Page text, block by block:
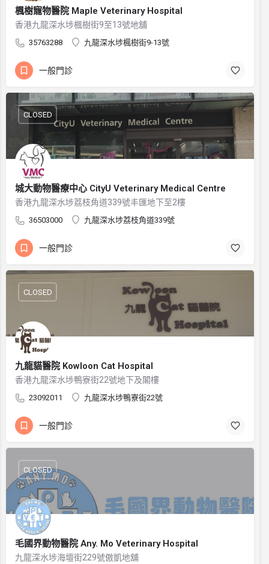
楓樹寵物醫院 Maple Veterinary Hospital
香港九龍深水埗楓樹街9至13號地舖
35763288 九龍深水埗楓樹街9-13號
一般門診
城大動物醫療中心 CityU Veterinary Medical Centre
香港九龍深水埗荔枝角道339號丰匯地下至2樓
36503000 九龍深水埗荔枝角道339號
CLOSED
一般門診
九龍貓醫院 Kowloon Cat Hospital
香港九龍深水埗鴨寮街22號地下及閣樓
23092011 九龍深水埗鴨寮街22號
CLOSED
一般門診
毛國界動物醫院 Any. Mo Veterinary Hospital
九龍深水埗海壇街229號傲凱地舖
CLOSED